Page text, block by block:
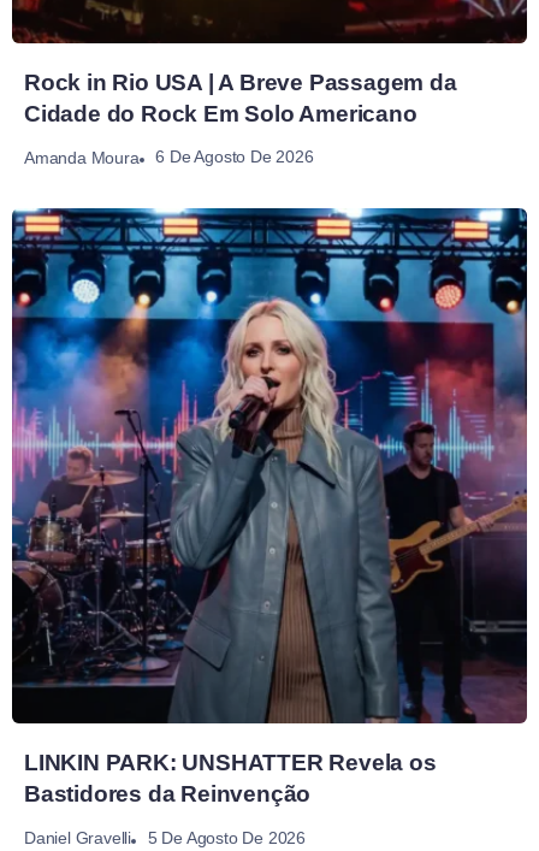
Rock in Rio USA | A Breve Passagem da
Cidade do Rock Em Solo Americano
Amanda Moura 6 De Agosto De 2026
LINKIN PARK: UNSHATTER Revela os
Bastidores da Reinvenção
Daniel Gravelli 5 De Agosto De 2026